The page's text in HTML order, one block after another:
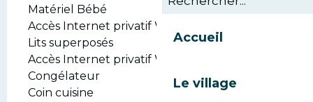
Accueil
Le village
Matériel Bébé
Accès Internet privatif Wifi
Lits superposés
Accès Internet privatif Wifi gratuit
Congélateur
Coin cuisine